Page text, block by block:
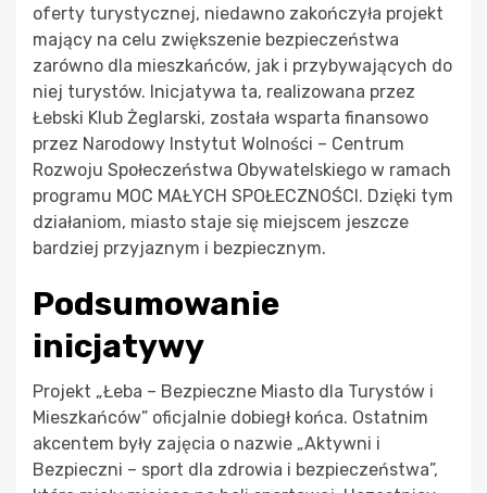
oferty turystycznej, niedawno zakończyła projekt
mający na celu zwiększenie bezpieczeństwa
zarówno dla mieszkańców, jak i przybywających do
niej turystów. Inicjatywa ta, realizowana przez
Łebski Klub Żeglarski, została wsparta finansowo
przez Narodowy Instytut Wolności – Centrum
Rozwoju Społeczeństwa Obywatelskiego w ramach
programu MOC MAŁYCH SPOŁECZNOŚCI. Dzięki tym
działaniom, miasto staje się miejscem jeszcze
bardziej przyjaznym i bezpiecznym.
Podsumowanie
inicjatywy
Projekt „Łeba – Bezpieczne Miasto dla Turystów i
Mieszkańców” oficjalnie dobiegł końca. Ostatnim
akcentem były zajęcia o nazwie „Aktywni i
Bezpieczni – sport dla zdrowia i bezpieczeństwa”,